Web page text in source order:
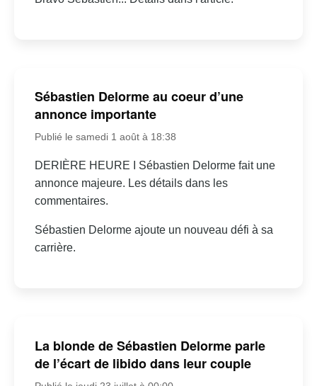
Sébastien Delorme au coeur d’une
annonce importante
Publié le samedi 1 août à 18:38
DERIÈRE HEURE I Sébastien Delorme fait une
annonce majeure. Les détails dans les
commentaires.
Sébastien Delorme ajoute un nouveau défi à sa
carrière.
La blonde de Sébastien Delorme parle
de l’écart de libido dans leur couple